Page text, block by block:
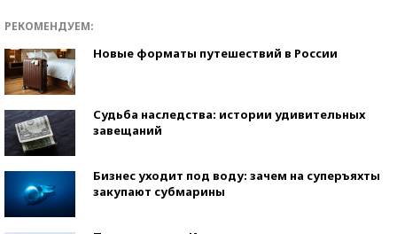
РЕКОМЕНДУЕМ:
Новые форматы путешествий в России
Судьба наследства: истории удивительных
завещаний
Бизнес уходит под воду: зачем на суперъяхты
закупают субмарины